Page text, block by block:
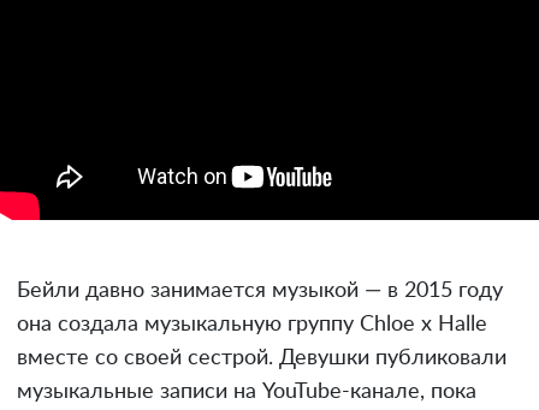
Бейли давно занимается музыкой — в 2015 году
она создала музыкальную группу Chloe x Halle
вместе со своей сестрой. Девушки публиковали
музыкальные записи на YouTube-канале, пока